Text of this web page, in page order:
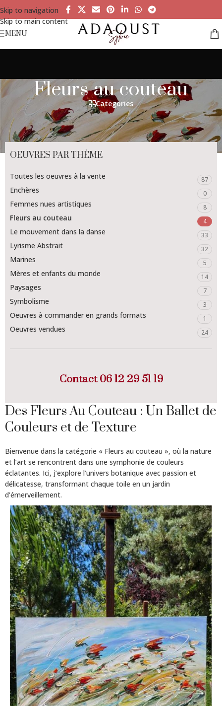
Skip to navigation
Skip to main content
MENU
Fleurs au couteau
Categories
OEUVRES PAR THÈME
Toutes les oeuvres à la vente 87
Enchères 0
Femmes nues artistiques 8
Fleurs au couteau 4
Le mouvement dans la danse 33
Lyrisme Abstrait 32
Marines 5
Mères et enfants du monde 14
Paysages 7
Symbolisme 3
Oeuvres à commander en grands formats 1
Oeuvres vendues 24
Contact06 12 29 51 19
Des Fleurs Au Couteau : Un Ballet de
Couleurs et de Texture
Bienvenue dans la catégorie « Fleurs au couteau », où la nature
et l’art se rencontrent dans une symphonie de couleurs
éclatantes. Ici, j’explore l’univers botanique avec passion et
délicatesse, transformant chaque toile en un jardin
d’émerveillement.